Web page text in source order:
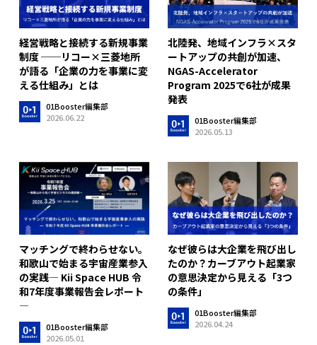
経営戦略と接続する新規事業
制度 ──リコー×三菱地所
が語る「企業の力を事業に変
える仕組み」とは
01Booster編集部
2026.06.22
北陸発、地域インフラ×スタ
ートアップの共創が加速、
NGAS-Accelerator
Program 2025で6社が成果
発表
01Booster編集部
2026.05.13
マッチングで終わらせない。
和歌山で始まる宇宙産業参入
の実践― Kii Space HUB 令
和7年度事業報告会レポート
―
01Booster編集部
2026.05.01
なぜ彼らは大企業を飛び出し
たのか？カーブアウト起業家
の意思決定から見える「3つ
の条件」
01Booster編集部
2026.04.24